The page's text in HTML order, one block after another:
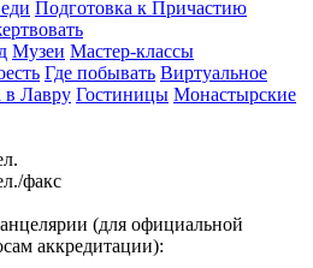
Подготовка к Причастию
Музеи Мастер-классы
Где побывать Виртуальное
в Лавру Гостиницы Монастырские
факс
(для официальной
аккредитации):